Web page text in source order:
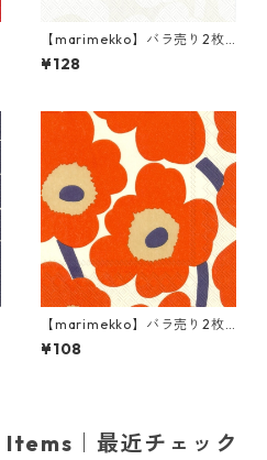
【marimekko】バラ売り2枚
ランチサイズ ペーパーナプキ
ン UNIKKO ホワイトxグレー
¥128
【marimekko】バラ売り2枚
カクテルサイズ ペーパーナプ
キン UNIKKO クリーム×レッ
¥108
｜最近チェック